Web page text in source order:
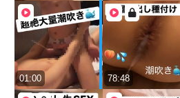
01:00 78:48